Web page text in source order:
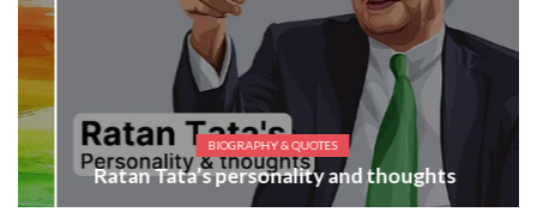
BIOGRAPHY & QUOTES
Ratan Tata’s personality and thoughts